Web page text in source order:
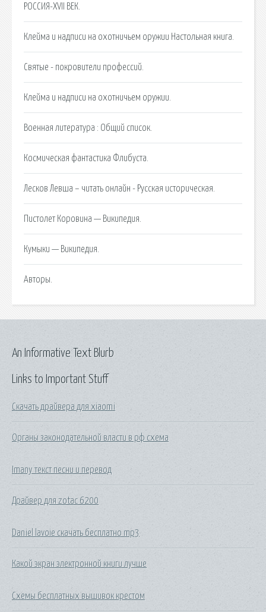
РОССИЯ-XVII ВЕК.
Клейма и надписи на охотничьем оружии Настольная книга.
Святые - покровители профессий.
Клейма и надписи на охотничьем оружии.
Военная литература : Общий список.
Космическая фантастика Флибуста.
Лесков Левша – читать онлайн - Русская историческая.
Пистолет Коровина — Википедия.
Кумыки — Википедия.
Авторы.
Links to Important Stuff
Скачать драйвера для xiaomi
Органы законодательной власти в рф схема
Imany текст песни и перевод
Драйвер для zotac 6200
Daniel lavoie скачать бесплатно mp3
Какой экран электронной книги лучше
Схемы бесплатных вышивок крестом
An Informative Text Blurb